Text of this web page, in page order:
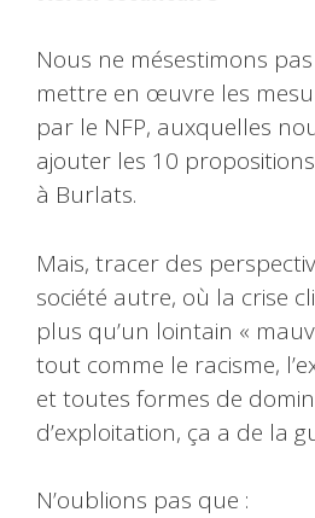
Nous ne mésestimons
mettre en œuvre les
par le NFP, auxquelles
ajouter les 10
à Burlats.
Mais, tracer des
société autre, où la crise
plus qu’un lointain «
tout comme le racisme,
et toutes formes de
d’exploitation, ça a de la
N’oublions pas que :